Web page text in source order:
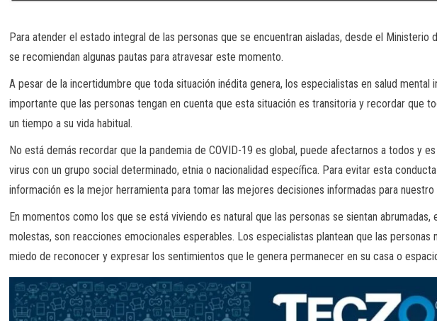
Para atender el estado integral de las personas que se encuentran aisladas, desde el Ministerio
se recomiendan algunas pautas para atravesar este momento.
A pesar de la incertidumbre que toda situación inédita genera, los especialistas en salud mental
importante que las personas tengan en cuenta que esta situación es transitoria y recordar que
un tiempo a su vida habitual.
No está demás recordar que la pandemia de COVID-19 es global, puede afectarnos a todos y
virus con un grupo social determinado, etnia o nacionalidad específica. Para evitar esta
información es la mejor herramienta para tomar las mejores decisiones informadas para nuestro
En momentos como los que se está viviendo es natural que las personas se sientan abrumadas,
molestas, son reacciones emocionales esperables. Los especialistas plantean que las personas
miedo de reconocer y expresar los sentimientos que le genera permanecer en su casa o